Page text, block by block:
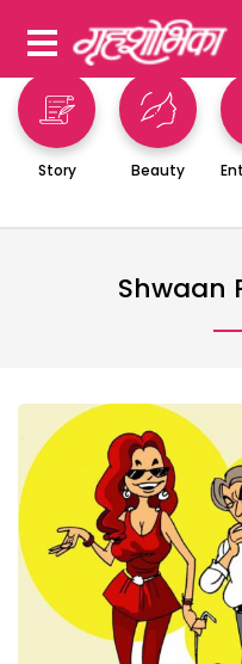
Story Beauty
Shwaan